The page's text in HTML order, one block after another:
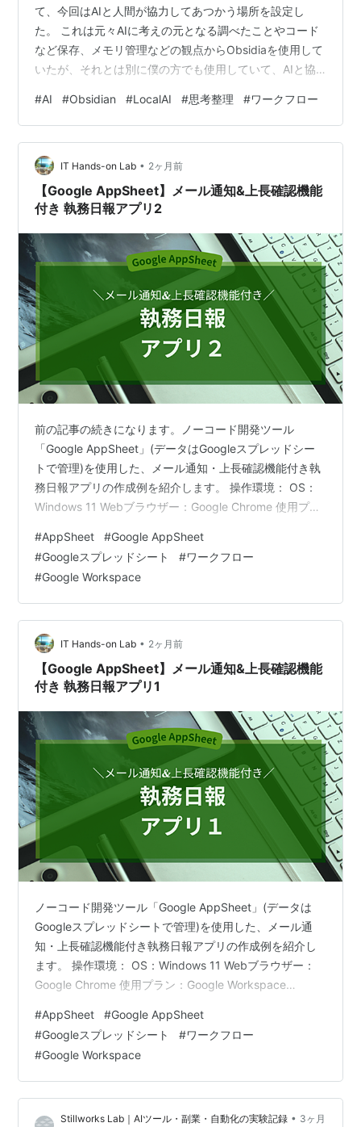
て、今回はAIと人間が協力してあつかう場所を設定し
た。 これは元々AIに考えの元となる調べたことやコード
など保存、メモリ管理などの観点からObsidiaを使用して
いたが、それとは別に僕の方でも使用していて、AIと協
があったからである。 またもともとObsidiaでのCanvas
をフォルダの代わりに使用していて、ここにメモを集
め、構造を考えて、そこからまとめるといったことを行
っていたという理由もある。 そこで今回は、Obsidian
Canvasを「人間とAIの中間レイヤー」として使う仕…
#AI #Obsidian #LocalAI #思考整理 #ワークフロー
IT Hands-on Lab • 2ヶ月前
【Google AppSheet】メール通知&上長確認機能
付き 執務日報アプリ2
前の記事の続きになります。ノーコード開発ツール
「Google AppSheet」(データはGoogleスプレッドシー
トで管理)を使用した、メール通知・上長確認機能付き執
務日報アプリの作成例を紹介します。 操作環境： OS：
Windows 11 Webブラウザー：Google Chrome 使用プラ
Core)(*) *AppSheetのライセンスの種類毎の機能は、公
式記事に掲載されています アプリ使用環境： OS：
Android アプリ：Google AppSheet アプリ作成:Data(ス
ライス) アプ…
#AppSheet #Google AppSheet
#Googleスプレッドシート #ワークフロー
#Google Workspace
IT Hands-on Lab • 2ヶ月前
【Google AppSheet】メール通知&上長確認機能
付き 執務日報アプリ1
ノーコード開発ツール「Google AppSheet」(データは
Googleスプレッドシートで管理)を使用した、メール通
知・上長確認機能付き執務日報アプリの作成例を紹介し
ます。 操作環境： OS：Windows 11 Webブラウザー：
Google Chrome 使用プラン：Google Workspace
センスの種類毎の機能は、公式記事に掲載されています
アプリ使用環境： OS：Android アプリ：Google
AppSheet 要件・項目の整理 アプリの完成イメージ
Googleスプレッドシ…
#AppSheet #Google AppSheet
#Googleスプレッドシート #ワークフロー
#Google Workspace
Stillworks Lab｜AIツール・副業・自動化の実験記録 • 3ヶ月